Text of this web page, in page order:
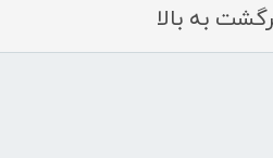
به بالا